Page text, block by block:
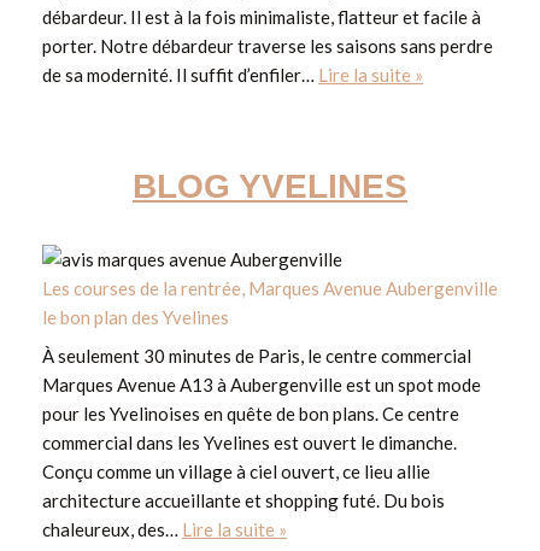
débardeur. Il est à la fois minimaliste, flatteur et facile à
porter. Notre débardeur traverse les saisons sans perdre
de sa modernité. Il suffit d’enfiler… Lire la suite »
BLOG YVELINES
Les courses de la rentrée, Marques Avenue Aubergenville
le bon plan des Yvelines
À seulement 30 minutes de Paris, le centre commercial
Marques Avenue A13 à Aubergenville est un spot mode
pour les Yvelinoises en quête de bon plans. Ce centre
commercial dans les Yvelines est ouvert le dimanche.
Conçu comme un village à ciel ouvert, ce lieu allie
architecture accueillante et shopping futé. Du bois
chaleureux, des… Lire la suite »